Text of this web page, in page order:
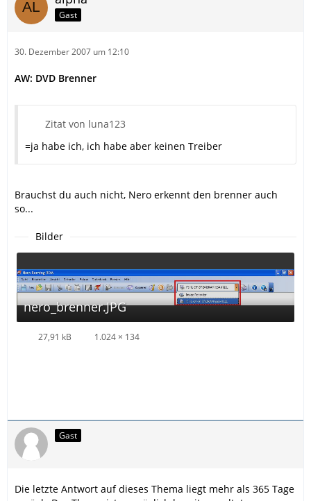
Gast
30. Dezember 2007 um 12:10
AW: DVD Brenner
Zitat von luna123
=ja habe ich, ich habe aber keinen Treiber
Brauchst du auch nicht, Nero erkennt den brenner auch
so...
Bilder
nero_brenner.JPG
27,91 kB 1.024 × 134
Gast
Die letzte Antwort auf dieses Thema liegt mehr als 365 Tage